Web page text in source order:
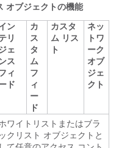
オブジェクトの機能
ン
リ
ェ
ンス
ィ
ド
カ
ス
タ
ム
フ
ィ
ー
ド
カスタ
ム リス
ト
ネッ
トワ
ーク
オブ
ジェ
クト
ワイトリストまたはブラ
ックリスト オブジェクトと